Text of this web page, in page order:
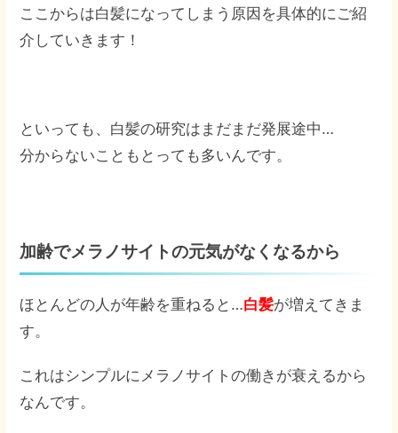
ここからは白髪になってしまう原因を具体的にご紹
介していきます！
といっても、白髪の研究はまだまだ発展途中…
分からないこともとっても多いんです。
加齢でメラノサイトの元気がなくなるから
ほとんどの人が年齢を重ねると…白髪が増えてきま
す。
これはシンプルにメラノサイトの働きが衰えるから
なんです。